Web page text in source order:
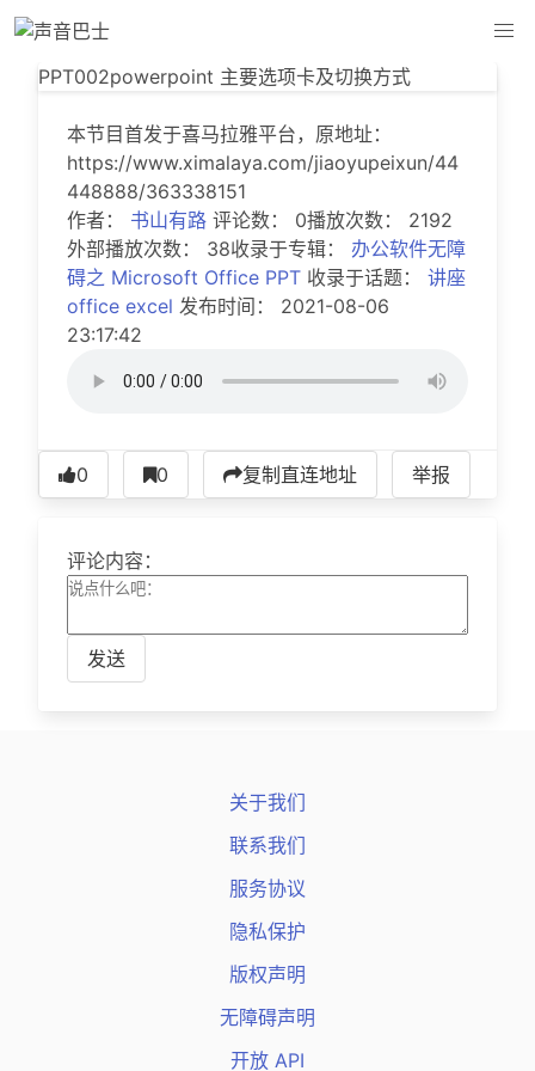
PPT002powerpoint 主要选项卡及切换方式
PPT002powerpoint 主要选项卡及切换方式
本节目首发于喜马拉雅平台，原地址：
https://www.ximalaya.com/jiaoyupeixun/44
448888/363338151
作者： 书山有路 评论数： 0播放次数： 2192
外部播放次数： 38收录于专辑： 办公软件无障
碍之 Microsoft Office PPT 收录于话题： 讲座
office excel 发布时间： 2021-08-06
23:17:42
0 0 复制直连地址 举报
评论内容：
发送
关于我们
联系我们
服务协议
隐私保护
版权声明
无障碍声明
开放 API